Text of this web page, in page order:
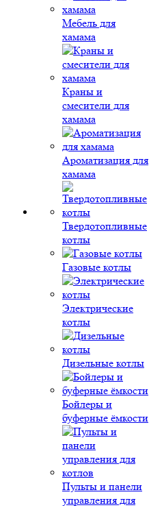
Мебель для
хамама
Краны и
смесители для
хамама
Ароматизация для
хамама
Твердотопливные
котлы
Газовые котлы
Электрические
котлы
Дизельные котлы
Бойлеры и
буферные ёмкости
Пульты и панели
управления для